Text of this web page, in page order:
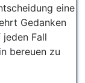
eine
Gedanken
Fall
bereuen zu